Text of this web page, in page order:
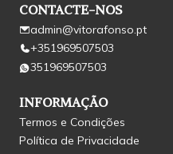
CONTACTE-NOS
admin@vitorafonso.pt
+351969507503
351969507503
INFORMAÇÃO
Termos e Condições
Política de Privacidade